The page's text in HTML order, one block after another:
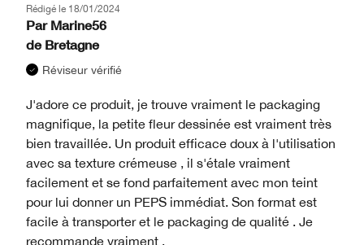
Rédigé le 18/01/2024
Par Marine56
de Bretagne
Réviseur vérifié
J'adore ce produit, je trouve vraiment le packaging
magnifique, la petite fleur dessinée est vraiment très
bien travaillée. Un produit efficace doux à l'utilisation
avec sa texture crémeuse , il s'étale vraiment
facilement et se fond parfaitement avec mon teint
pour lui donner un PEPS immédiat. Son format est
facile à transporter et le packaging de qualité . Je
recommande vraiment .